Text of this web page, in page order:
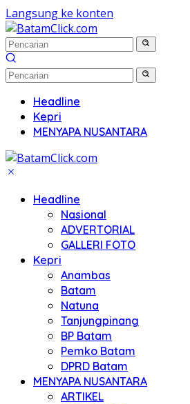
Langsung ke konten
Headline
Kepri
MENYAPA NUSANTARA
Headline
Nasional
ADVERTORIAL
GALLERI FOTO
Kepri
Anambas
Batam
Natuna
Tanjungpinang
BP Batam
Pemko Batam
DPRD Batam
MENYAPA NUSANTARA
ARTIKEL